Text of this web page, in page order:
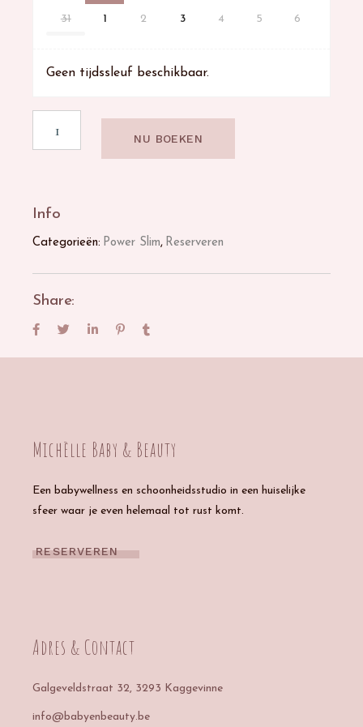
31 1 2 3 4 5 6
Geen tijdssleuf beschikbaar.
NU BOEKEN
Info
Categorieën: Power Slim, Reserveren
Share:
Michèlle Baby & Beauty
Een babywellness en schoonheidsstudio in een huiselijke
sfeer waar je even helemaal tot rust komt.
RESERVEREN
Adres & Contact
Galgeveldstraat 32, 3293 Kaggevinne
info@babyenbeauty.be